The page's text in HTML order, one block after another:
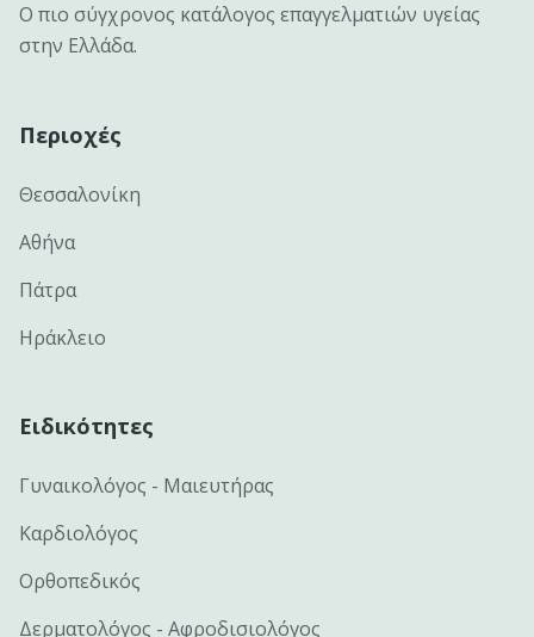
Ο πιο σύγχρονος κατάλογος επαγγελματιών υγείας
στην Ελλάδα.
Περιοχές
Θεσσαλονίκη
Αθήνα
Πάτρα
Ηράκλειο
Ειδικότητες
Γυναικολόγος - Μαιευτήρας
Καρδιολόγος
Ορθοπεδικός
Δερματολόγος - Αφροδισιολόγος